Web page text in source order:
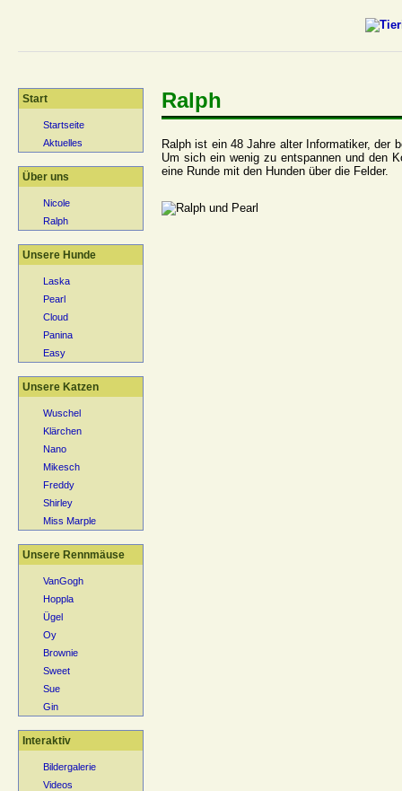
Start
Startseite
Aktuelles
Über uns
Nicole
Ralph
Unsere Hunde
Laska
Pearl
Cloud
Panina
Easy
Unsere Katzen
Wuschel
Klärchen
Nano
Mikesch
Freddy
Shirley
Miss Marple
Unsere Rennmäuse
VanGogh
Hoppla
Ügel
Oy
Brownie
Sweet
Sue
Gin
Interaktiv
Bildergalerie
Videos
Ralph
Ralph ist ein 48 Jahre alter Informatiker, der
Um sich ein wenig zu entspannen und den
eine Runde mit den Hunden über die Felder.